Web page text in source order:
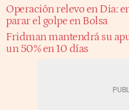
Operación relevo en Dia:
parar el golpe en Bolsa
Fridman mantendrá su
un 50% en 10 días